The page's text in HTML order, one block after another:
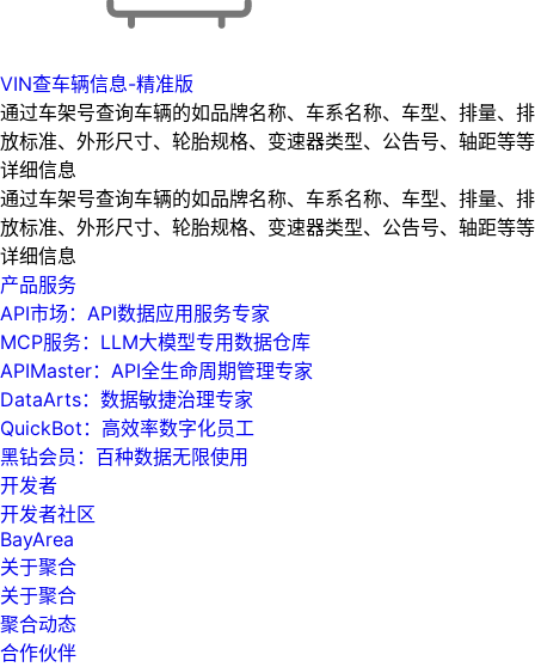
VIN查车辆信息-精准版
通过车架号查询车辆的如品牌名称、车系名称、车型、排量、排
放标准、外形尺寸、轮胎规格、变速器类型、公告号、轴距等等
详细信息
通过车架号查询车辆的如品牌名称、车系名称、车型、排量、排
放标准、外形尺寸、轮胎规格、变速器类型、公告号、轴距等等
详细信息
产品服务
API市场：API数据应用服务专家
MCP服务：LLM大模型专用数据仓库
APIMaster：API全生命周期管理专家
DataArts：数据敏捷治理专家
QuickBot：高效率数字化员工
黑钻会员：百种数据无限使用
开发者
开发者社区
BayArea
关于聚合
关于聚合
聚合动态
合作伙伴